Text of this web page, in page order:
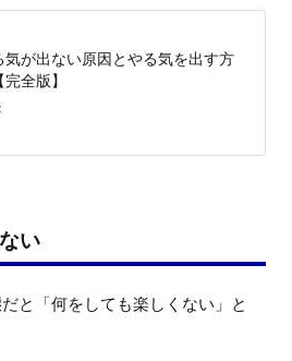
気が出ない原因とやる気を出す方
全版】
い
と「何をしても楽しくない」と